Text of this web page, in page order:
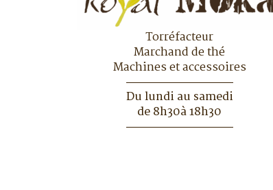
Torréfacteur
Marchand de thé
Machines et accessoires
Du lundi au samedi
de 8h30à 18h30